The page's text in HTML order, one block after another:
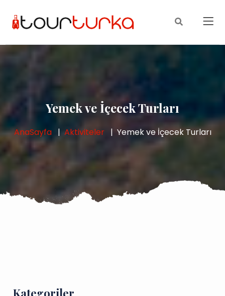
Yemek ve İçecek Turları
AnaSayfa Aktiviteler Yemek ve İçecek Turları
Kategoriler